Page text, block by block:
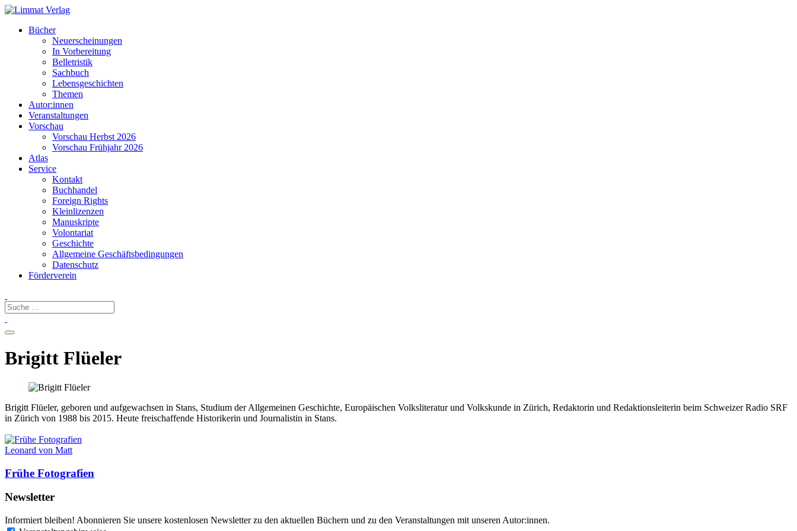
Bücher
Neuerscheinungen
In Vorbereitung
Belletristik
Sachbuch
Lebensgeschichten
Themen
Autor:innen
Veranstaltungen
Vorschau
Vorschau Herbst 2026
Vorschau Frühjahr 2026
Atlas
Service
Kontakt
Buchhandel
Foreign Rights
Kleinlizenzen
Manuskripte
Volontariat
Geschichte
Allgemeine Geschäftsbedingungen
Datenschutz
Förderverein
Brigitt Flüeler
Brigitt Flüeler, geboren und aufgewachsen in Stans, Studium der Allgemeinen Geschichte, Europäischen Volksliteratur und Volkskunde in Zürich, Redaktorin und Redaktionsleiterin beim Schweizer Radio SRF
in Zürich von 1988 bis 2015. Heute freischaffende Historikerin und Journalistin in Stans.
Leonard von Matt
Frühe Fotografien
Newsletter
Informiert bleiben! Abonnieren Sie unsere kostenlosen Newsletter zu den aktuellen Büchern und zu den Veranstaltungen mit unseren Autor:innen.